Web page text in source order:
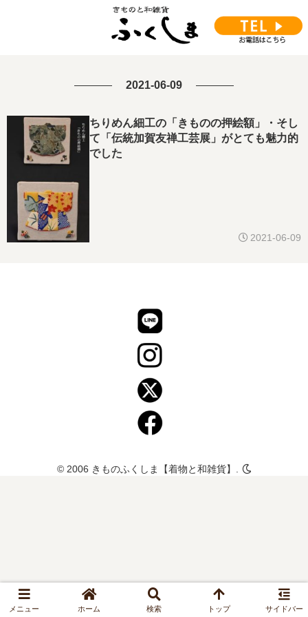
2021-06-09
ちりめん細工の「きものの押絵額」・そし
て「伝統加賀友禅工芸展」がとても魅力的
でした
2021-06-09
© 2006 きものふくしま【着物と和雑貨】.
メニュー ホーム 検索 トップ サイドバー